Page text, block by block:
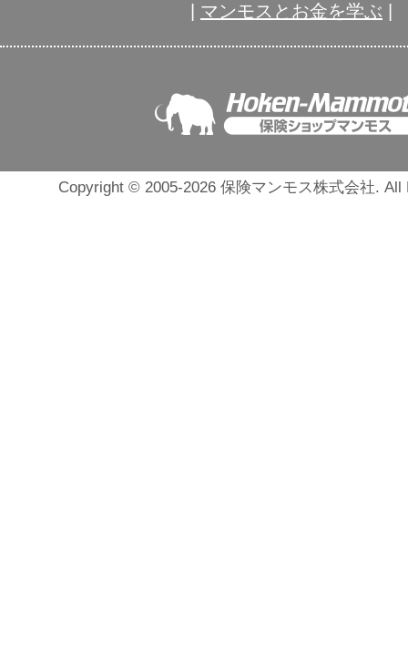
マンモスとお金を学ぶ
Copyright © 2005-2026 保険マンモス株式会社. All